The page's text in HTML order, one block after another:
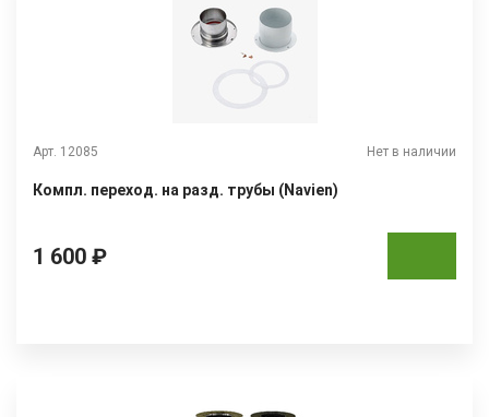
Арт. 12085 Нет в наличии
Компл. переход. на разд. трубы (Navien)
1 600 ₽